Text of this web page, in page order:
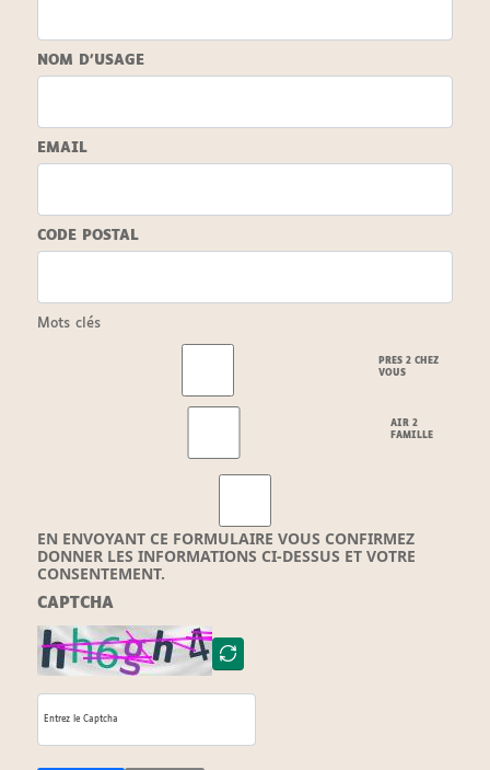
NOM D'USAGE
EMAIL
CODE POSTAL
Mots clés
PRES 2 CHEZ
VOUS
AIR 2
FAMILLE
EN ENVOYANT CE FORMULAIRE VOUS CONFIRMEZ
DONNER LES INFORMATIONS CI-DESSUS ET VOTRE
CONSENTEMENT.
CAPTCHA